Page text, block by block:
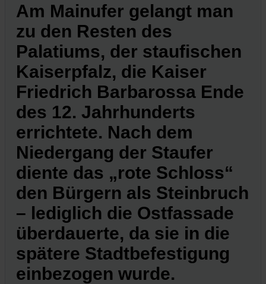
Am Mainufer gelangt man
zu den Resten des
Palatiums, der staufischen
Kaiserpfalz, die Kaiser
Friedrich Barbarossa Ende
des 12. Jahrhunderts
errichtete. Nach dem
Niedergang der Staufer
diente das „rote Schloss“
den Bürgern als Steinbruch
– lediglich die Ostfassade
überdauerte, da sie in die
spätere Stadtbefestigung
einbezogen wurde.